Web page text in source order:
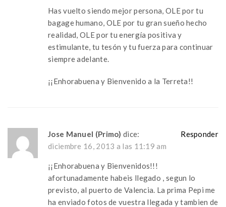
Has vuelto siendo mejor persona, OLE por tu
bagage humano, OLE por tu gran sueño hecho
realidad, OLE por tu energía positiva y
estimulante, tu tesón y tu fuerza para continuar
siempre adelante.
¡¡Enhorabuena y Bienvenido a la Terreta!!
Jose Manuel (Primo) dice:
diciembre 16, 2013 a las 11:19 am
¡¡Enhorabuena y Bienvenidos!!!
afortunadamente habeis llegado , segun lo
previsto, al puerto de Valencia. La prima Pepi me
ha enviado fotos de vuestra llegada y tambien de
Responder